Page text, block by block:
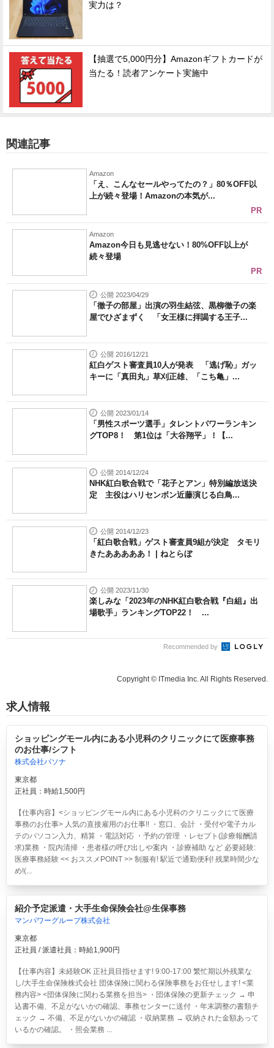
実力は？
【抽選で5,000円分】Amazonギフトカードが
当たる！読者アンケート実施中
関連記事
Amazon
「え、こんなセールやってたの？」80％OFF以
上が続々登場！Amazonの本気が...
PR
Amazon
Amazon今日も見逃せない！80%OFF以上が
続々登場
PR
公開 2023/04/29
「徹子の部屋」出演の羽生結弦、黒柳徹子の楽
屋でひざまずく 「女王様に拝謁する王子...
公開 2016/12/21
紅白ゲスト審査員10人が発表 「逃げ恥」ガッ
キーに「真田丸」草刈正雄、「こち亀」...
公開 2023/01/14
「男性スポーツ選手」タレントパワーランキン
グTOP8！ 第1位は「大谷翔平」！【...
公開 2014/12/24
NHK紅白歌合戦で「花子とアン」特別編放送決
定 主役はハリセンボン近藤演じる白鳥...
公開 2014/12/23
「紅白歌合戦」ゲスト審査員9組が決定 タモリ
きたあああああ！ | ねとらぼ
公開 2023/11/30
楽しみな「2023年のNHK紅白歌合戦『白組』出
場歌手」ランキングTOP22！ ...
Recommended by
Copyright © ITmedia Inc. All Rights Reserved.
求人情報
ショッピングモール内にある小児科のクリニックにて医療事務
のお仕事/シフト
株式会社パソナ
東京都
正社員：時給1,500円
【仕事内容】<ショッピングモール内にある小児科のクリニックにて医療
事務のお仕事> 人気の直接雇用のお仕事!! ・窓口、会計 ・受付や電子カル
テのパソコン入力、精算 ・電話対応 ・予約の管理 ・レセプト(診療報酬請
求)業務 ・院内清掃 ・患者様の呼び出しや案内 ・診療補助 など 必要経験:
医療事務経験 << おススメPOINT >> 制服有! 駅近で通勤便利! 残業時間少な
め!(...
紹介予定派遣・大手生命保険会社@生保事務
マンパワーグループ株式会社
東京都
正社員 / 派遣社員：時給1,900円
【仕事内容】未経験OK 正社員目指せます! 9:00-17:00 繁忙期以外残業な
し/大手生命保険株式会社 団体保険に関わる保険事務をお任せします! <業
務内容> <団体保険に関わる業務を担当> ・団体保険の更新チェック → 申
込書不備、不足がないかの確認、事務センターに送付 ・年末調整の書類チ
ェック → 不備、不足がないかの確認 ・収納業務 → 収納された金額あって
いるかの確認。 ・照会業務 ...